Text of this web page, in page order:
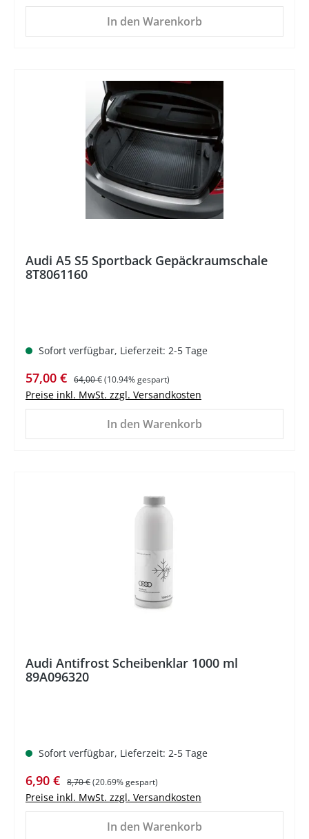
In den Warenkorb
Audi A5 S5 Sportback Gepäckraumschale
8T8061160
Sofort verfügbar, Lieferzeit: 2-5 Tage
Verkaufspreis:
57,00 € Regulärer Preis:
64,00 €(10.94% gespart)
Preise inkl. MwSt. zzgl. Versandkosten
In den Warenkorb
Audi Antifrost Scheibenklar 1000 ml
89A096320
Sofort verfügbar, Lieferzeit: 2-5 Tage
Verkaufspreis:
6,90 € Regulärer Preis:
8,70 €(20.69% gespart)
Preise inkl. MwSt. zzgl. Versandkosten
In den Warenkorb